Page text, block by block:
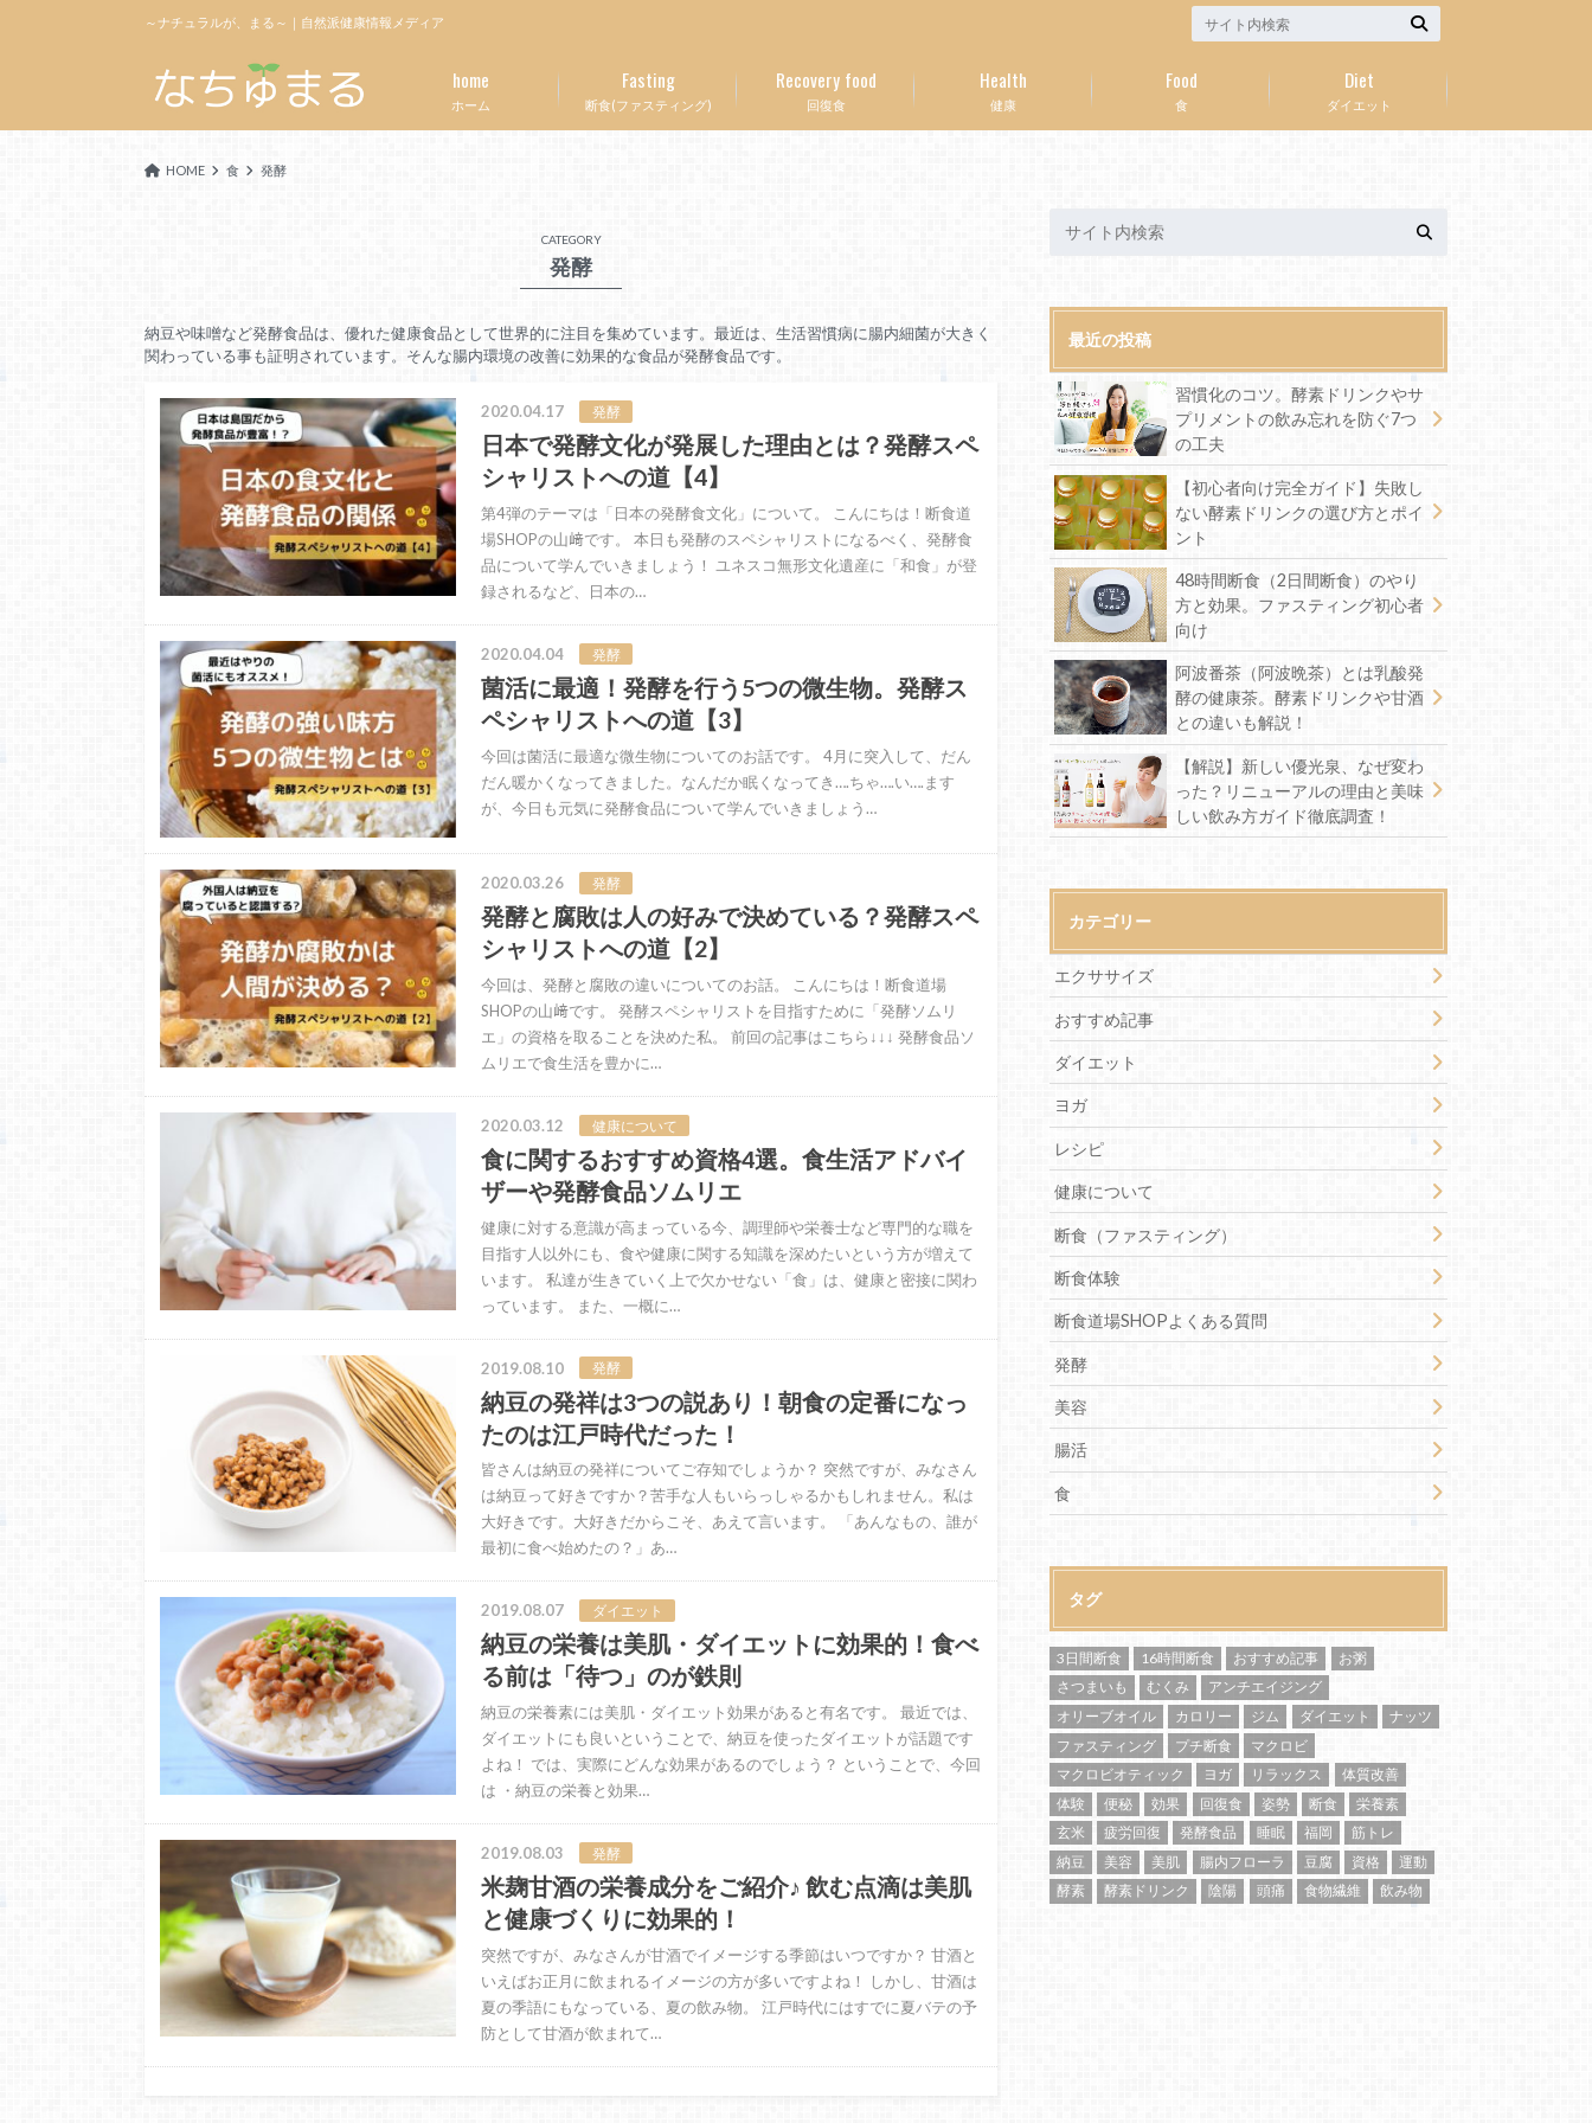
～ナチュラルが、まる～｜自然派健康情報メディア
ホーム
home
断食(ファスティング)
Fasting
回復食
Recovery food
健康
Health
食
Food
ダイエット
Diet
HOME 食 発酵
CATEGORY
発酵
納豆や味噌など発酵食品は、 優れた健康食品として世界的に注目を集めています。最近は、生活習慣病に腸内細菌が大きく
関わっている事も証明されています。 そんな腸内環境の改善に効果的な食品が発酵食品です。
2020.04.17 発酵
日本で発酵文化が発展した理由とは？発酵スペ
シャリストへの道【4】
第4弾のテーマは「日本の発酵食文化」について。 こんにちは！断食道
場SHOPの山﨑です。 本日も発酵のスペシャリストになるべく、発酵食
品について学んでいきましょう！ ユネスコ無形文化遺産に「和食」が登
録されるなど、日本の…
2020.04.04 発酵
菌活に最適！発酵を行う5つの微生物。発酵ス
ペシャリストへの道【3】
今回は菌活に最適な微生物についてのお話です。 4月に突入して、だん
だん暖かくなってきました。なんだか眠くなってき….ちゃ….い….ます
が、今日も元気に発酵食品について学んでいきましょう…
2020.03.26 発酵
発酵と腐敗は人の好みで決めている？発酵スペ
シャリストへの道【2】
今回は、発酵と腐敗の違いについてのお話。 こんにちは！断食道場
SHOPの山﨑です。 発酵スペシャリストを目指すために「発酵ソムリ
エ」の資格を取ることを決めた私。 前回の記事はこちら↓↓↓ 発酵食品ソ
ムリエで食生活を豊かに…
2020.03.12 健康について
食に関するおすすめ資格4選。食生活アドバイ
ザーや発酵食品ソムリエ
健康に対する意識が高まっている今、調理師や栄養士など専門的な職を
目指す人以外にも、食や健康に関する知識を深めたいという方が増えて
います。 私達が生きていく上で欠かせない「食」は、健康と密接に関わ
っています。 また、一概に…
2019.08.10 発酵
納豆の発祥は3つの説あり！朝食の定番になっ
たのは江戸時代だった！
皆さんは納豆の発祥についてご存知でしょうか？ 突然ですが、みなさん
は納豆って好きですか？苦手な人もいらっしゃるかもしれません。私は
大好きです。大好きだからこそ、あえて言います。 「あんなもの、誰が
最初に食べ始めたの？」あ…
2019.08.07 ダイエット
納豆の栄養は美肌・ダイエットに効果的！食べ
る前は「待つ」のが鉄則
納豆の栄養素には美肌・ダイエット効果があると有名です。 最近では、
ダイエットにも良いということで、納豆を使ったダイエットが話題です
よね！ では、実際にどんな効果があるのでしょう？ ということで、今回
は ・納豆の栄養と効果…
2019.08.03 発酵
米麹甘酒の栄養成分をご紹介♪ 飲む点滴は美肌
と健康づくりに効果的！
突然ですが、みなさんが甘酒でイメージする季節はいつですか？ 甘酒と
いえばお正月に飲まれるイメージの方が多いですよね！ しかし、甘酒は
夏の季語にもなっている、夏の飲み物。 江戸時代にはすでに夏バテの予
防として甘酒が飲まれて…
最近の投稿
習慣化のコツ。酵素ドリンクやサ
プリメントの飲み忘れを防ぐ7つ
の工夫
【初心者向け完全ガイド】失敗し
ない酵素ドリンクの選び方とポイ
ント
48時間断食（2日間断食）のやり
方と効果。ファスティング初心者
向け
阿波番茶（阿波晩茶）とは乳酸発
酵の健康茶。酵素ドリンクや甘酒
との違いも解説！
【解説】新しい優光泉、なぜ変わ
った？リニューアルの理由と美味
しい飲み方ガイド徹底調査！
カテゴリー
エクササイズ
おすすめ記事
ダイエット
ヨガ
レシピ
健康について
断食（ファスティング）
断食体験
断食道場SHOPよくある質問
発酵
美容
腸活
食
タグ
3日間断食 16時間断食 おすすめ記事
お粥
さつまいも
むくみ
アンチエイジング
オリーブオイル
カロリー ジム ダイエット
ナッツ
ファスティング
プチ断食
マクロビ
マクロビオティック
ヨガ リラックス
体質改善
体験
便秘 効果 回復食 姿勢 断食
栄養素
玄米
疲労回復 発酵食品 睡眠 福岡
筋トレ
納豆
美容 美肌 腸内フローラ 豆腐 資格
運動
酵素
酵素ドリンク 陰陽 頭痛 食物繊維 飲み物